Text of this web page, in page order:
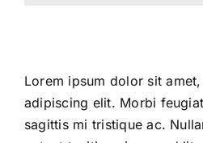
Lorem ipsum dolor sit
adipiscing elit. Morbi
sagittis mi tristique ac.